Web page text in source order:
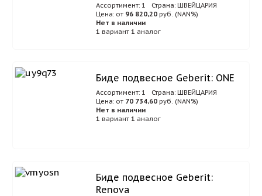
Ассортимент: 1
Страна: ШВЕЙЦАРИЯ
Цена: от 96 820,20 руб. (NAN%)
Нет в наличии
1 вариант 1 аналог
Биде подвесное Geberit: ONE
Ассортимент: 1
Страна: ШВЕЙЦАРИЯ
Цена: от 70 734,60 руб. (NAN%)
Нет в наличии
1 вариант 1 аналог
Биде подвесное Geberit:
Renova